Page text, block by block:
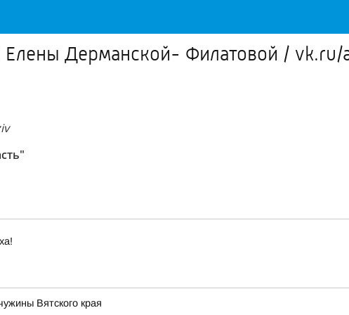
Елены Дерманской- Филатовой /
Вятского края